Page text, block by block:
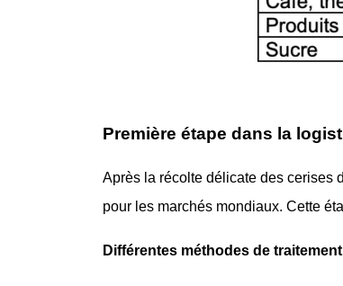
Première étape dans la
Après la récolte délicate des cerises
pour les marchés mondiaux. Cette
Différentes méthodes de